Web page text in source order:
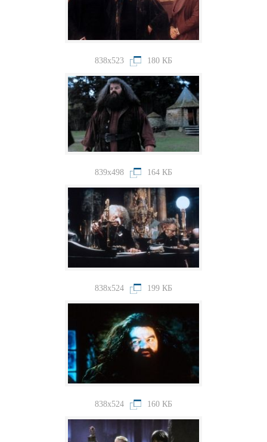
838x523 180 КБ
839x498 164 КБ
838x524 199 КБ
838x524 160 КБ